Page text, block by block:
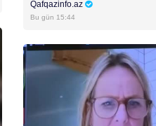
Qafqazinfo.az
Bu gün 15:44